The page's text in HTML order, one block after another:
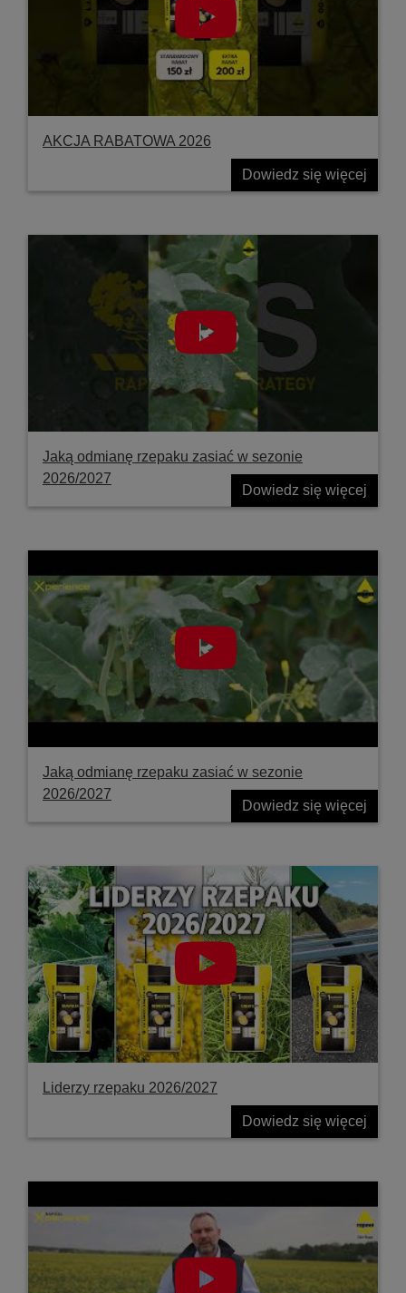
AKCJA RABATOWA 2026
Dowiedz się więcej
Jaką odmianę rzepaku zasiać w sezonie
2026/2027
Dowiedz się więcej
Jaką odmianę rzepaku zasiać w sezonie
2026/2027
Dowiedz się więcej
Liderzy rzepaku 2026/2027
Dowiedz się więcej